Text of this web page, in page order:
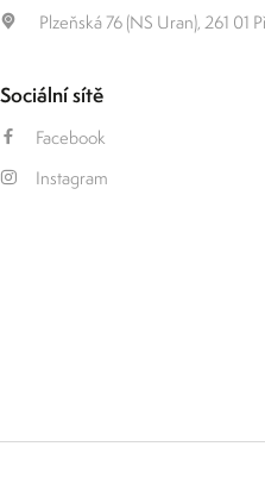
Plzeňská 76 (NS Uran), 261 01
Sociální sítě
Facebook
Instagram